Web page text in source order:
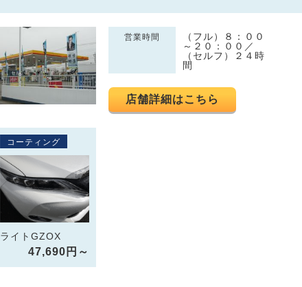
営業時間
（フル）８：００
～２０：００／
（セルフ）２４時
間
店舗詳細はこちら
コーティング
ライトGZOX
47,690円～